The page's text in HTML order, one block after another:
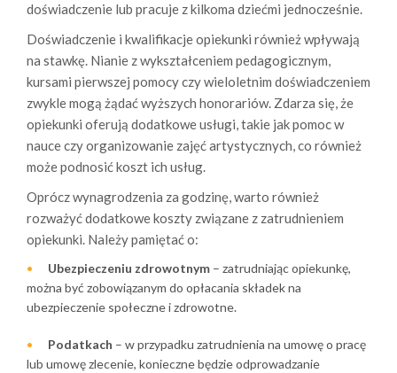
doświadczenie lub pracuje z kilkoma dziećmi jednocześnie.
Doświadczenie i kwalifikacje opiekunki również wpływają
na stawkę. Nianie z wykształceniem pedagogicznym,
kursami pierwszej pomocy czy wieloletnim doświadczeniem
zwykle mogą żądać wyższych honorariów. Zdarza się, że
opiekunki oferują dodatkowe usługi, takie jak pomoc w
nauce czy organizowanie zajęć artystycznych, co również
może podnosić koszt ich usług.
Oprócz wynagrodzenia za godzinę, warto również
rozważyć dodatkowe koszty związane z zatrudnieniem
opiekunki. Należy pamiętać o:
Ubezpieczeniu zdrowotnym – zatrudniając opiekunkę,
można być zobowiązanym do opłacania składek na
ubezpieczenie społeczne i zdrowotne.
Podatkach – w przypadku zatrudnienia na umowę o pracę
lub umowę zlecenie, konieczne będzie odprowadzanie